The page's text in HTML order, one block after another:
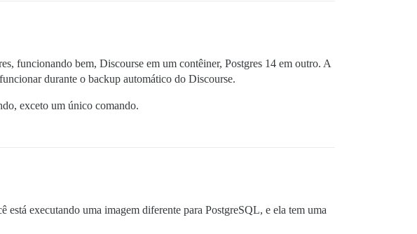
funcionando bem, Discourse em um contêiner, Postgres 14 em outro. A
durante o backup automático do Discourse.
exceto um único comando.
executando uma imagem diferente para PostgreSQL, e ela tem uma